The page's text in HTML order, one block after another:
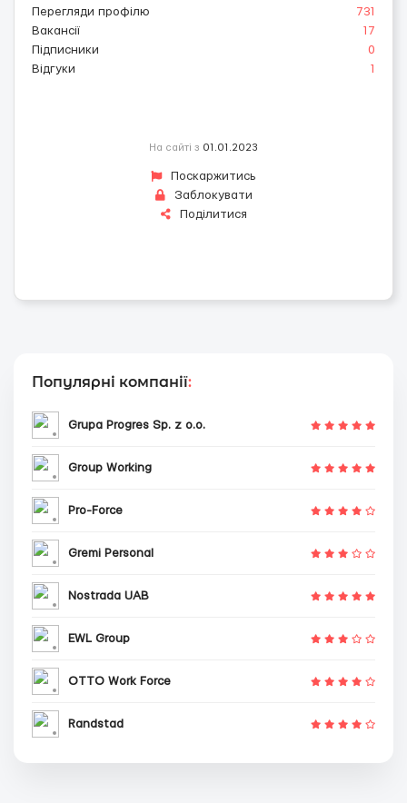
Перегляди профілю
731
Вакансії
17
Підписники
0
Відгуки
1
На сайті з 01.01.2023
Поскаржитись
Заблокувати
Поділитися
Популярні компанії:
Grupa Progres Sp. z o.o.
Group Working
Pro-Force
Gremi Personal
Nostrada UAB
EWL Group
OTTO Work Force
Randstad